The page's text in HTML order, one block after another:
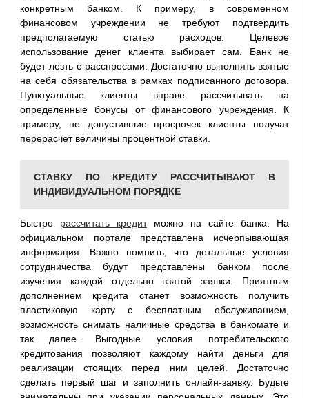
конкретным банком. К примеру, в современном
финансовом учреждении не требуют подтвердить
предполагаемую статью расходов. Целевое
использование денег клиента выбирает сам. Банк не
будет лезть с расспросами. Достаточно выполнять взятые
на себя обязательства в рамках подписанного договора.
Пунктуальные клиенты вправе рассчитывать на
определенные бонусы от финансового учреждения. К
примеру, не допустившие просрочек клиенты получат
перерасчет величины процентной ставки.
СТАВКУ ПО КРЕДИТУ РАССЧИТЫВАЮТ В
ИНДИВИДУАЛЬНОМ ПОРЯДКЕ
Быстро рассчитать кредитможно на сайте банка. На
официальном портале представлена исчерпывающая
информация. Важно помнить, что детальные условия
сотрудничества будут представлены банком после
изучения каждой отдельно взятой заявки. Приятным
дополнением кредита станет возможность получить
пластиковую карту с бесплатным обслуживанием,
возможность снимать наличные средства в банкомате и
так далее. Выгодные условия потребительского
кредитования позволяют каждому найти деньги для
реализации стоящих перед ним целей. Достаточно
сделать первый шаг и заполнить онлайн-заявку. Будьте